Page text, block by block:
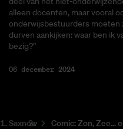
alleen docenten, maar vooral
onderwijsbestuurders moeten
durven aankijken: waar ben ik
bezig?”
06 december 2024
Saxnow Co­mic: Zon, Zee...